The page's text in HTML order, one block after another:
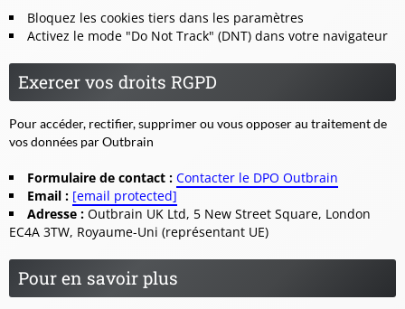
Bloquez les cookies tiers dans les paramètres
Activez le mode "Do Not Track" (DNT) dans votre navigateur
Exercer vos droits RGPD
Pour accéder, rectifier, supprimer ou vous opposer au traitement de
vos données par Outbrain
Formulaire de contact : Contacter le DPO Outbrain
Email : [email protected]
Adresse : Outbrain UK Ltd, 5 New Street Square, London
EC4A 3TW, Royaume-Uni (représentant UE)
Pour en savoir plus